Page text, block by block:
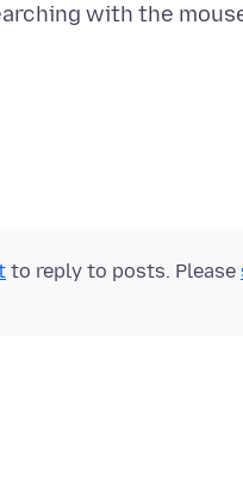
with the
to reply to posts. Please